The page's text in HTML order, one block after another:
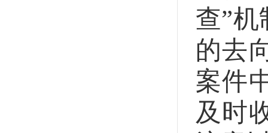
查”
的去
案件
及时